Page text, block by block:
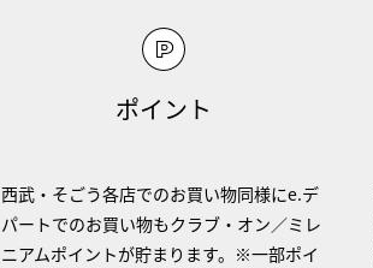
ポイント
西武・そごう各店でのお買い物同様にe.デ
パートでのお買い物もクラブ・オン／ミレ
ニアムポイントが貯まります。※一部ポイ